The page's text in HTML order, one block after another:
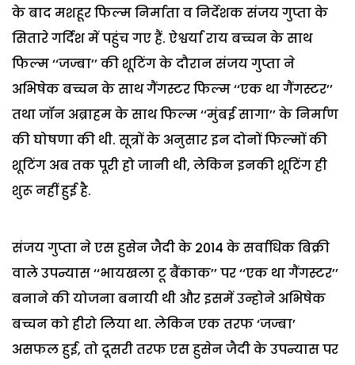
के बाद मशहूर फिल्म निर्माता व निर्देशक संजय गुप्ता के
सितारे गर्दिश में पहुंच गए हैं. ऐश्वर्या राय बच्चन के साथ
फिल्म ‘‘जज्बा’’ की शूटिंग के दौरान संजय गुप्ता ने
अभिषेक बच्चन के साथ गैंगस्टर फिल्म ‘‘एक था गैंगस्टर’’
तथा जॉन अब्राहम के साथ फिल्म ‘‘मुंबई सागा’’ के निर्माण
की घोषणा की थी. सूत्रों के अनुसार इन दोनों फिल्मों की
शूटिंग अब तक पूरी हो जानी थी, लेकिन इनकी शूटिंग ही
शुरू नहीं हुई है.
संजय गुप्ता ने एस हुसेन जैदी के 2014 के सर्वाधिक बिक्री
वाले उपन्यास ‘‘भायखला टू बैंकाक’’ पर ‘‘एक था गैंगस्टर’’
बनाने की योजना बनायी थी और इसमें उन्होने अभिषेक
बच्चन को हीरो लिया था. लेकिन एक तरफ ‘जज्बा’
असफल हुई, तो दूसरी तरफ एस हुसेन जैदी के उपन्यास पर